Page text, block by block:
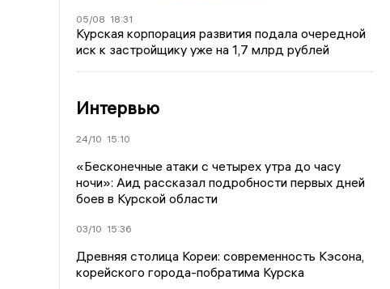
05/08 18:31
Курская корпорация развития подала очередной
иск к застройщику уже на 1,7 млрд рублей
Интервью
24/10 15:10
«Бесконечные атаки с четырех утра до часу
ночи»: Аид рассказал подробности первых дней
боев в Курской области
03/10 15:36
Древняя столица Кореи: современность Кэсона,
корейского города-побратима Курска